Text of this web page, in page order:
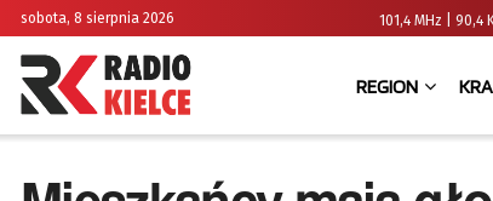
sobota, 8 sierpnia 2026 101,4 MHz |
REGION